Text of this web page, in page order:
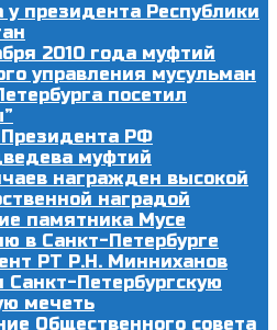
у президента Республики
2010 года муфтий
управления мусульман
посетил
РФ
муфтий
награжден высокой
наградой
памятника Мусе
в Санкт-Петербурге
РТ Р.Н. Минниханов
Санкт-Петербургскую
мечеть
Общественного совета